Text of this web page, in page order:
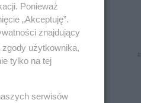
że
i
6
Ponieważ
„Akceptuję”.
znajdujący
użytkownika,
tylko na tej
serwisów